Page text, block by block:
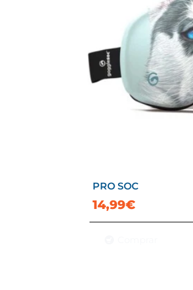
PRO SOC
14,99€